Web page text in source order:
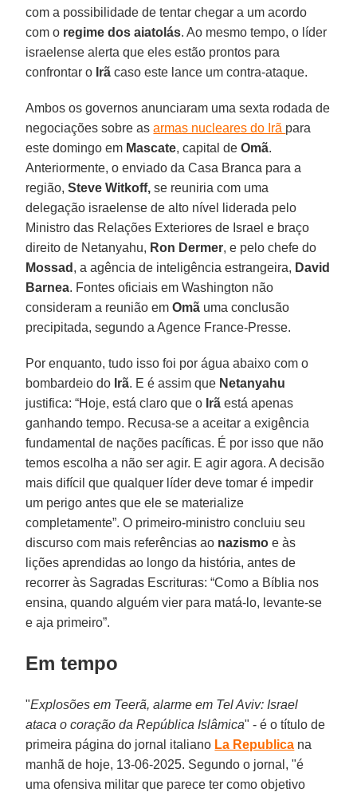
com a possibilidade de tentar chegar a um acordo
com o regime dos aiatolás. Ao mesmo tempo, o líder
israelense alerta que eles estão prontos para
confrontar o Irã caso este lance um contra-ataque.
Ambos os governos anunciaram uma sexta rodada de
negociações sobre asarmas nucleares do Irã para
este domingo em Mascate, capital deOmã.
Anteriormente, o enviado da Casa Branca para a
região,Steve Witkoff, se reuniria com uma
delegação israelense de alto nível liderada pelo
Ministro das Relações Exteriores de Israel e braço
direito de Netanyahu, Ron Dermer, e pelo chefe do
Mossad , a agência de inteligência estrangeira, David
Barnea. Fontes oficiais em Washington não
consideram a reunião emOmã uma conclusão
precipitada, segundo a Agence France-Presse.
Por enquanto, tudo isso foi por água abaixo com o
bombardeio do Irã. E é assim que Netanyahu
justifica: “Hoje, está claro que o Irã está apenas
ganhando tempo. Recusa-se a aceitar a exigência
fundamental de nações pacíficas. É por isso que não
temos escolha a não ser agir. E agir agora. A decisão
mais difícil que qualquer líder deve tomar é impedir
um perigo antes que ele se materialize
completamente”. O primeiro-ministro concluiu seu
discurso com mais referências ao nazismo e às
lições aprendidas ao longo da história, antes de
recorrer às Sagradas Escrituras: “Como a Bíblia nos
ensina, quando alguém vier para matá-lo, levante-se
e aja primeiro”.
Em tempo
"Explosões em Teerã, alarme em Tel Aviv: Israel
ataca o coração da República Islâmica" - é o título de
primeira página do jornal italiano La Republica na
manhã de hoje, 13-06-2025. Segundo o jornal, "é
uma ofensiva militar que parece ter como objetivo